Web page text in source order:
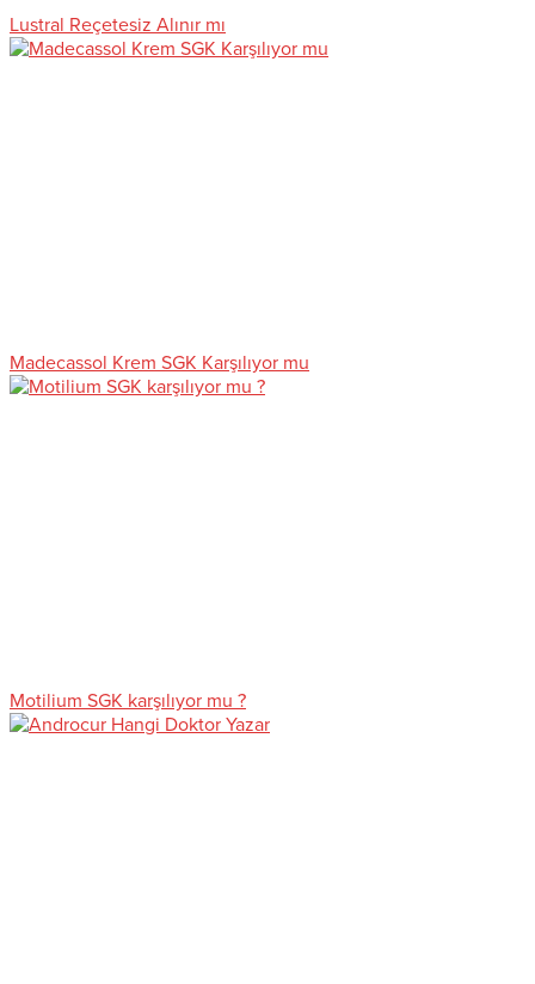
Lustral Reçetesiz Alınır mı
Madecassol Krem SGK Karşılıyor mu
Motilium SGK karşılıyor mu ?